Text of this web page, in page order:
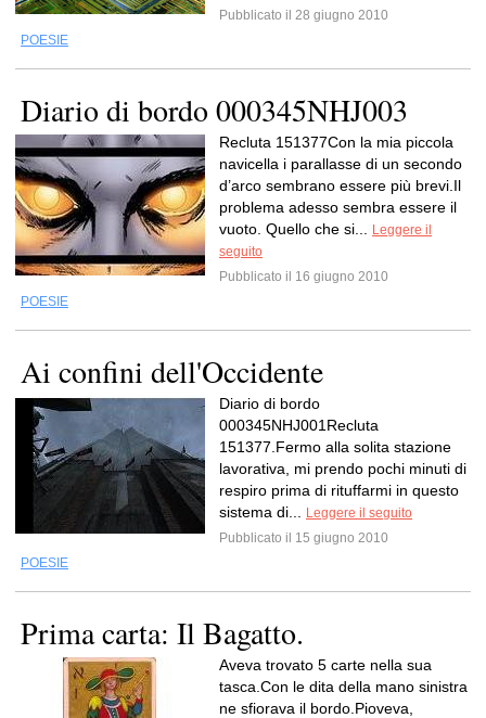
Pubblicato il 28 giugno 2010
POESIE
Diario di bordo 000345NHJ003
Recluta 151377Con la mia piccola
navicella i parallasse di un secondo
d’arco sembrano essere più brevi.Il
problema adesso sembra essere il
vuoto. Quello che si...
Leggere il
seguito
Pubblicato il 16 giugno 2010
POESIE
Ai confini dell'Occidente
Diario di bordo
000345NHJ001Recluta
151377.Fermo alla solita stazione
lavorativa, mi prendo pochi minuti di
respiro prima di rituffarmi in questo
sistema di...
Leggere il seguito
Pubblicato il 15 giugno 2010
POESIE
Prima carta: Il Bagatto.
Aveva trovato 5 carte nella sua
tasca.Con le dita della mano sinistra
ne sfiorava il bordo.Pioveva,